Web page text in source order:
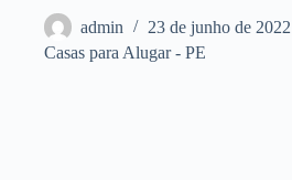
admin
23 de junho de 2022
Casas para Alugar - PE